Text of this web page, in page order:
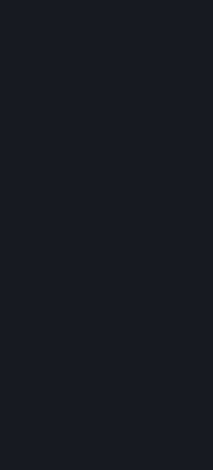
（4）以任何方式劫持平
进行重定向，以便为内
（5）对平台服务器展开
（6）开发制作、传播或
序、非法破解软件、插
（7）上传或传播含有病
的、可能影响他人计算
（8） 限制或禁止任何其
（9） 获取或以其他方式
（10）以误导他人为目
（11）商业化地利用内
性场所举办比赛、未经